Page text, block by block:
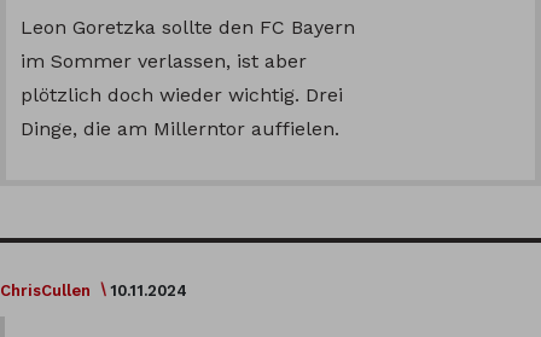
Leon Goretzka sollte den FC Bayern
im Sommer verlassen, ist aber
plötzlich doch wieder wichtig. Drei
Dinge, die am Millerntor auffielen.
ChrisCullen 10.11.2024